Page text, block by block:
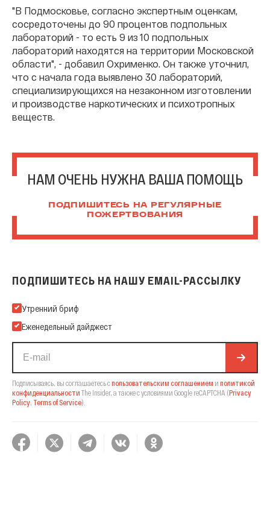
"В Подмосковье, согласно экспертным оценкам,
сосредоточены до 90 процентов подпольных
лабораторий - то есть 9 из 10 подпольных
лабораторий находятся на территории Московской
области", - добавил Охрименко. Он также уточнил,
что с начала года выявлено 30 лабораторий,
специализирующихся на незаконном изготовлении
и производстве наркотических и психотропных
веществ.
НАМ ОЧЕНЬ НУЖНА ВАША ПОМОЩЬ
ПОДПИШИТЕСЬ НА РЕГУЛЯРНЫЕ
ПОЖЕРТВОВАНИЯ
ПОДПИШИТЕСЬ НА НАШУ EMAIL-РАССЫЛКУ
Подпишитесь на нашу Email-рассылку
Утренний бриф
Еженедельный дайджест
Подписываясь, вы соглашаетесь спользовательским соглашением и политикой
конфиденциальности The Insider, а также с условиями Google reCAPTCHA (Privacy
Policy Terms of Service).